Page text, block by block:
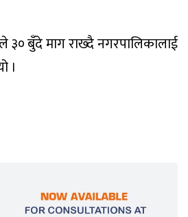
३० बुँदे माग राख्दै नगरपालिकालाई
।